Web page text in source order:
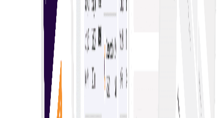
Berbilang e-Lelongan Langsung dengan mudah
Berbilang e-lelongan langsung membolehkan bidaan
serentak merentas platform, meningkatkan persaingan
dan peluang untuk pembeli serta penjual.